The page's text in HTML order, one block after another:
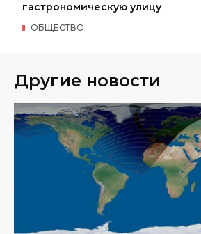
гастрономическую улицу
ОБЩЕСТВО
Другие новости